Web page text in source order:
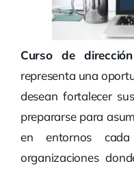
Curso de
representa una
desean fortalecer
prepararse para
en entornos
organizaciones